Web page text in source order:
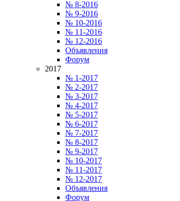
№ 8-2016
№ 9-2016
№ 10-2016
№ 11-2016
№ 12-2016
Объявления
Форум
2017
№ 1-2017
№ 2-2017
№ 3-2017
№ 4-2017
№ 5-2017
№ 6-2017
№ 7-2017
№ 8-2017
№ 9-2017
№ 10-2017
№ 11-2017
№ 12-2017
Объявления
Форум